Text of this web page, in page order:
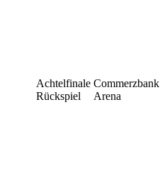
Achtelfinale
Rückspiel
Commerzbank
Arena